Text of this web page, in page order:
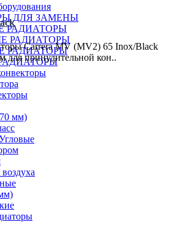
ДЛЯ ЗАМЕНЫ
РАДИАТОРЫ
РАДИАТОРЫ
РАДИАТОРЫ
мм)
Carrera MV (MV2) 65 Inox/Black
для принудительной кон..